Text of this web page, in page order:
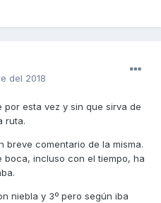
del 2018
esta vez y sin que sirva de
ruta.
breve comentario de la misma.
boca, incluso con el tiempo, ha
niebla y 3º pero según iba